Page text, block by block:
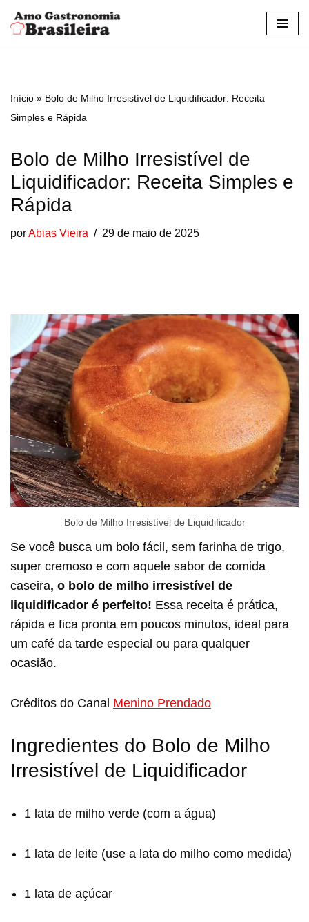
Pular
conteúdo
Início » Bolo de Milho Irresistível de Liquidificador: Receita
Simples e Rápida
Bolo de Milho Irresistível de
Liquidificador: Receita Simples e
Rápida
porAbias Vieira 29 de maio de 2025
Bolo de Milho Irresistível de Liquidificador
Se você busca um bolo fácil, sem farinha de trigo,
super cremoso e com aquele sabor de comida
caseira, o bolo de milho irresistível de
liquidificador é perfeito! Essa receita é prática,
rápida e fica pronta em poucos minutos, ideal para
um café da tarde especial ou para qualquer
ocasião.
Créditos do Canal Menino Prendado
Ingredientes do Bolo de Milho
Irresistível de Liquidificador
1 lata de milho verde (com a água)
1 lata de leite (use a lata do milho como medida)
1 lata de açúcar